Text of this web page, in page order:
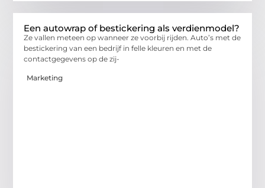
Een autowrap of bestickering als verdienmodel?
Ze vallen meteen op wanneer ze voorbij rijden. Auto’s met de
bestickering van een bedrijf in felle kleuren en met de
contactgegevens op de zij-
Marketing